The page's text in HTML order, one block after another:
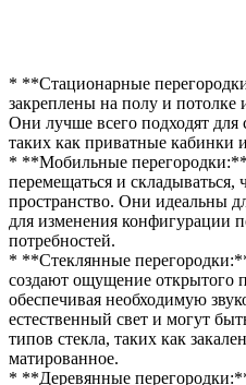
* **Стационарные
закреплены на полу и
Они лучше всего подходят для
таких как приватные кабинки
* **Мобильные перегородки:**
перемещаться и складываться,
пространство. Они идеальны
для изменения конфигурации
потребностей.
* **Стеклянные
создают ощущение открытого
обеспечивая необходимую
естественный свет и могут
типов стекла, таких как
матированное.
* **Деревянные